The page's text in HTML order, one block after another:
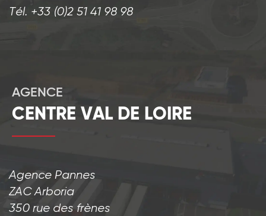
Tél. +33 (0)2 51 41 98 98
AGENCE
CENTRE VAL DE LOIRE
Agence Pannes
ZAC Arboria
350 rue des frènes